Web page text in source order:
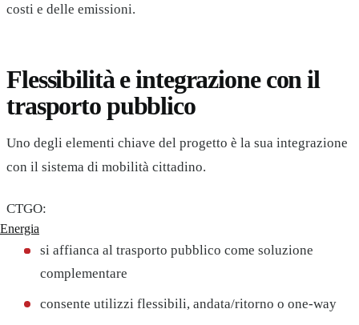
Energia
costi e delle emissioni.
Flessibilità e integrazione con il
trasporto pubblico
Uno degli elementi chiave del progetto è la sua integrazione
con il sistema di mobilità cittadino.
CTGO:
si affianca al trasporto pubblico come soluzione
complementare
consente utilizzi flessibili, andata/ritorno o one-way